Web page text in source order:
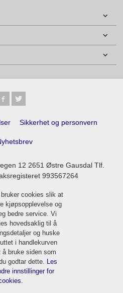
Sikkerhet og personvern
12 2651 Østre Gausdal Tlf.
993567264
cookies slik at
kjøpsopplevelse og
bedre service. Vi
hovedsaklig til å
og huske
i handlekurven
å bruke siden som
godtar dette. Les
innstillinger for